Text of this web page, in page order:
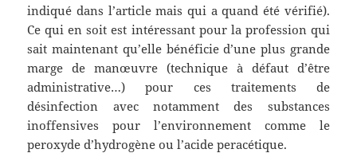
indiqué dans l’article mais qui a quand été vérifié).
Ce qui en soit est intéressant pour la profession qui
sait maintenant qu’elle bénéficie d’une plus grande
marge de manœuvre (technique à défaut d’être
administrative…) pour ces traitements de
désinfection avec notamment des substances
inoffensives pour l’environnement comme le
peroxyde d’hydrogène ou l’acide peracétique.